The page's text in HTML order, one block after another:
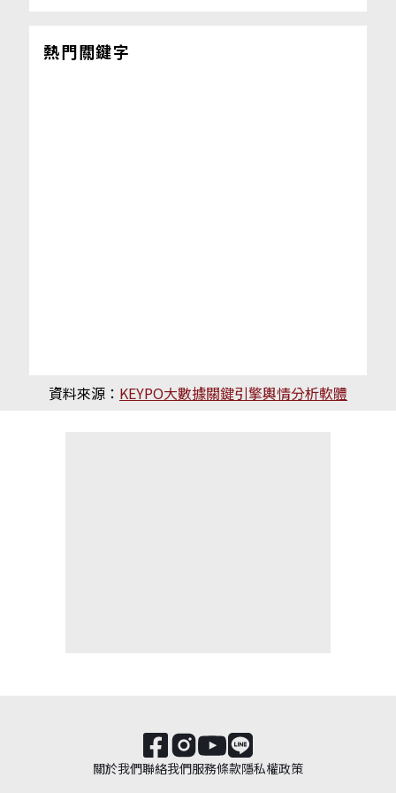
熱門關鍵字
資料來源： KEYPO大數據關鍵引擎輿情分析軟體
關於我們聯絡我們服務條款隱私權政策